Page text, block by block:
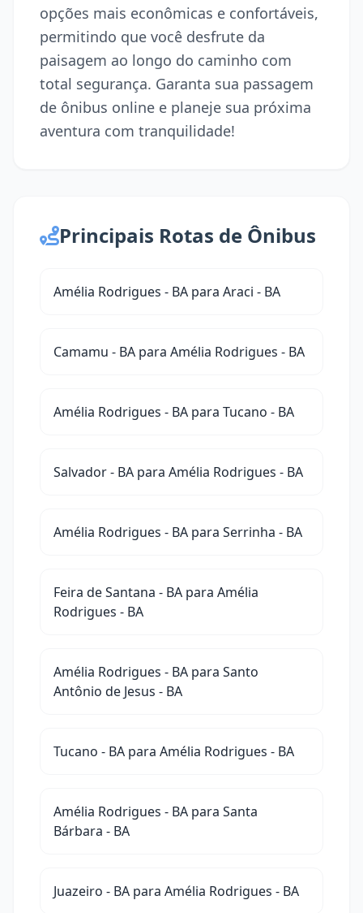
opções mais econômicas e confortáveis,
permitindo que você desfrute da
paisagem ao longo do caminho com
total segurança. Garanta sua passagem
de ônibus online e planeje sua próxima
aventura com tranquilidade!
Principais Rotas de Ônibus
Amélia Rodrigues - BA para Araci - BA
Camamu - BA para Amélia Rodrigues - BA
Amélia Rodrigues - BA para Tucano - BA
Salvador - BA para Amélia Rodrigues - BA
Amélia Rodrigues - BA para Serrinha - BA
Feira de Santana - BA para Amélia
Rodrigues - BA
Amélia Rodrigues - BA para Santo
Antônio de Jesus - BA
Tucano - BA para Amélia Rodrigues - BA
Amélia Rodrigues - BA para Santa
Bárbara - BA
Juazeiro - BA para Amélia Rodrigues - BA